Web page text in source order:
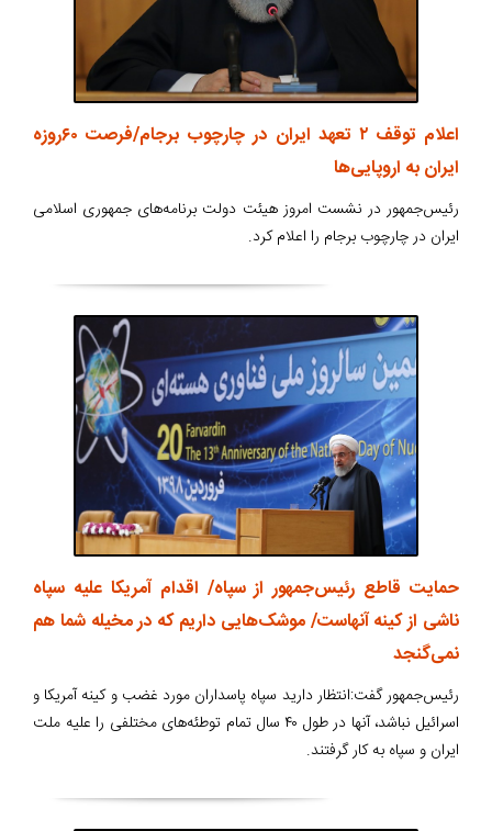
اعلام توقف ۲ تعهد ایران در چارچوب برجام/فرصت ۶۰روزه
ایران به اروپایی‌ها
رئیس‌جمهور در نشست امروز هیئت دولت برنامه‌های جمهوری اسلامی
ایران در چارچوب برجام را اعلام کرد.
حمایت قاطع رئیس‌جمهور از سپاه/ اقدام آمریکا علیه سپاه
ناشی از کینه آنهاست/ موشک‌هایی داریم که در مخیله شما هم
نمی‌گنجد
رئیس‌جمهور گفت:‌انتظار دارید سپاه پاسداران مورد غضب و کینه آمریکا و
اسرائیل نباشد،‌ آنها در طول ۴۰ سال تمام توطئه‌های مختلفی را علیه ملت
ایران و سپاه به کار گرفتند.